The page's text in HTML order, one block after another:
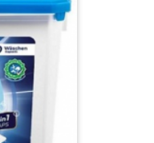
maišai
kvapai
dėžutės